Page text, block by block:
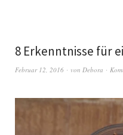
8 Erkenntnisse für
Februar 12, 2016 von Debora